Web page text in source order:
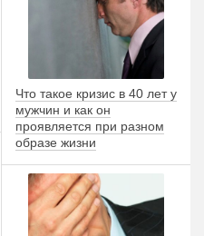
Что такое кризис в 40 лет у
мужчин и как он
проявляется при разном
образе жизни